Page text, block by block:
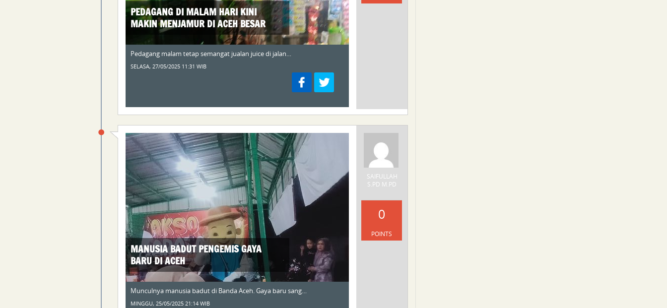
PEDAGANG DI MALAM HARI KINI
MAKIN MENJAMUR DI ACEH BESAR
Pedagang malam tetap semangat jualan juice di jalan…
SELASA, 27/05/2025 11:31 WIB
MANUSIA BADUT PENGEMIS GAYA
BARU DI ACEH
Munculnya manusia badut di Banda Aceh. Gaya baru sang…
MINGGU, 25/05/2025 21:14 WIB
SAIFULLAH
S.PD M.PD
0
POINTS